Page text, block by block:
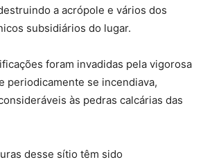
a acrópole e vários dos
subsidiários do lugar.
foram invadidas pela vigorosa
periodicamente se incendiava,
às pedras calcárias das
desse sítio têm sido